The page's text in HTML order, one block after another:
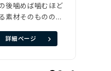
詳細ページ
後噛めば噛むほど
素材そのものの甘
年も購入したいと